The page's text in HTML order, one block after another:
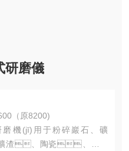
研磨儀
（原8200)
磨機(jī)用于粉碎巖石、礦
渣、陶瓷、玻璃